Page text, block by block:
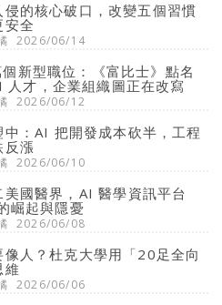
的核心破口，改變五個習慣
安全
2026/06/14
新型職位：《富比士》點名
才，企業組織圖正在改寫
2026/06/12
：AI 把開發成本砍半，工程
反漲
2026/06/10
國醫界，AI 醫學資訊平台
崛起與隱憂
2026/06/08
人？杜克大學用「20足全向
維
2026/06/06